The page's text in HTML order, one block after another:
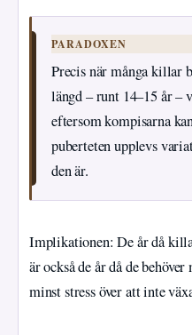
PARADOXEN
Precis när många killar
längd – runt 14–15 år –
eftersom kompisarna
puberteten upplevs
den är.
Implikationen: De år då
är också de år då de
minst stress över att inte